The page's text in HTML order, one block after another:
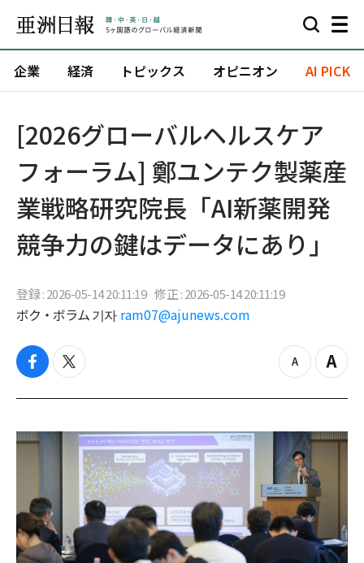
企業 経済 トピックス オピニオン AI PICK
[2026グローバルヘルスケア
フォーラム] 鄭ユンテク製薬産
業戦略研究院長「AI新薬開発
競争力の鍵はデータにあり」
登録 : 2026-05-14 20:11:19 修正 : 2026-05-14 20:11:19
ボク・ボラム 기자 ram07@ajunews.com
f
c
b
o
t
i
t
z
o
o
u
t
Z
o
i
n